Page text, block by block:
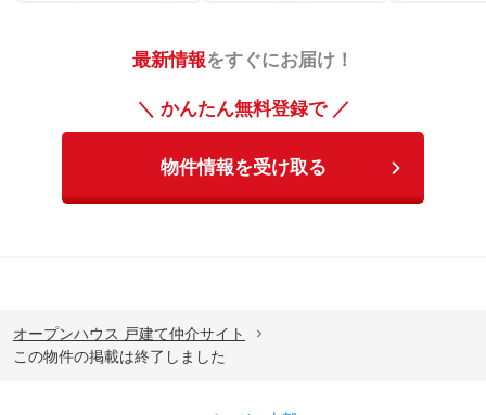
最新情報をすぐにお届け！
＼ かんたん無料登録で ／
物件情報を受け取る
オープンハウス 戸建て仲介サイト
この物件の掲載は終了しました